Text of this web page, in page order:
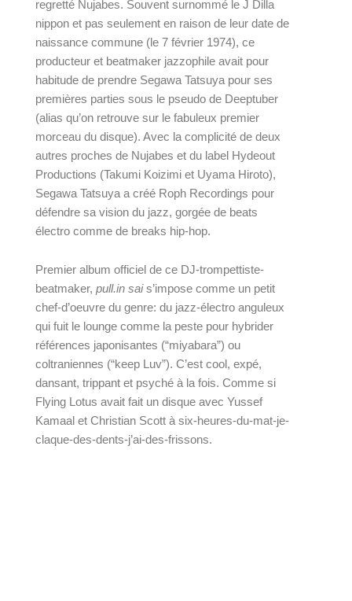
regretté Nujabes. Souvent surnommé le J Dilla
nippon et pas seulement en raison de leur date de
naissance commune (le 7 février 1974), ce
producteur et beatmaker jazzophile avait pour
habitude de prendre Segawa Tatsuya pour ses
premières parties sous le pseudo de Deeptuber
(alias qu’on retrouve sur le fabuleux premier
morceau du disque). Avec la complicité de deux
autres proches de Nujabes et du label Hydeout
Productions (Takumi Koizimi et Uyama Hiroto),
Segawa Tatsuya a créé Roph Recordings pour
défendre sa vision du jazz, gorgée de beats
électro comme de breaks hip-hop.
Premier album officiel de ce DJ-trompettiste-
beatmaker, pull​.​in sais’impose comme un petit
chef-d’oeuvre du genre: du jazz-électro anguleux
qui fuit le lounge comme la peste pour hybrider
références japonisantes (“miyabara”) ou
coltraniennes (“keep Luv”). C’est cool, expé,
dansant, trippant et psyché à la fois. Comme si
Flying Lotus avait fait un disque avec Yussef
Kamaal et Christian Scott à six-heures-du-mat-je-
claque-des-dents-j’ai-des-frissons.